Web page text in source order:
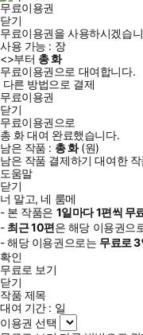
무료이용권
닫기
무료이용권을 사용하시겠습
사용 가능 : 장
<>부터 총화
무료이용권으로 대여합니다.
다른 방법으로 결제
무료이용권
닫기
무료이용권으로
총화대여 완료했습니다.
남은 작품 : 총화(원)
남은 작품 결제하기 대여한
도움말
닫기
너 말고, 네 룸메
- 본 작품은 1일마다1편씩 무
- 최근10편은 해당 이용권으
- 해당 이용권으로는 무료로3
확인
무료로 보기
닫기
작품 제목
대여 기간 : 일
이용권 선택